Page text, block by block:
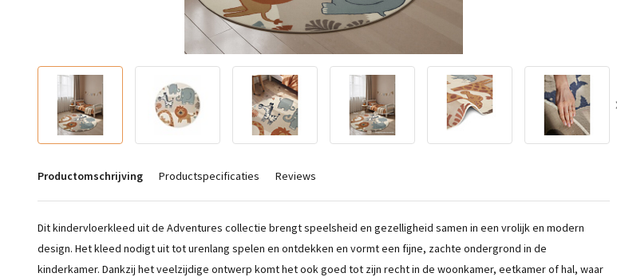
Productomschrijving Productspecificaties Reviews
Dit kindervloerkleed uit de Adventures collectie brengt speelsheid en gezelligheid samen in een vrolijk en modern
design. Het kleed nodigt uit tot urenlang spelen en ontdekken en vormt een fijne, zachte ondergrond in de
kinderkamer. Dankzij het veelzijdige ontwerp komt het ook goed tot zijn recht in de woonkamer, eetkamer of hal, waar